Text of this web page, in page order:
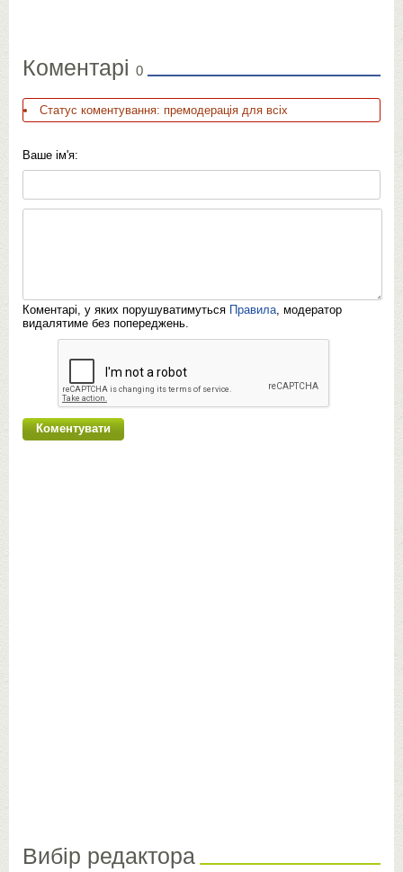
Коментарі 0
Статус коментування: премодерація для всіх
Ваше ім'я:
Коментарі, у яких порушуватимуться Правила , модератор
видалятиме без попереджень.
Вибір редактора